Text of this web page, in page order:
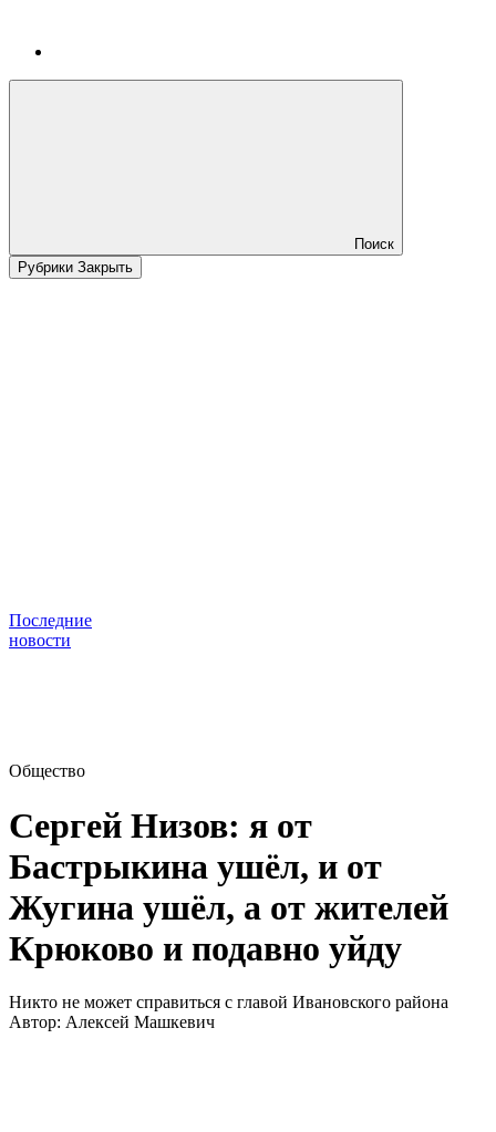
Поиск
Рубрики Закрыть
Последние
новости
Общество
Сергей Низов: я от
Бастрыкина ушёл, и от
Жугина ушёл, а от жителей
Крюково и подавно уйду
Никто не может справиться с главой Ивановского района
Автор: Алексей Машкевич